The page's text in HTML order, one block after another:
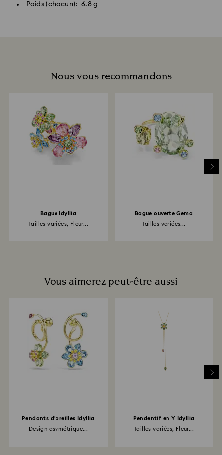
Poids (chacun): 6.8 g
Nous vous recommandons
Bague Idyllia
Tailles variées, Fleur...
Bague ouverte Gema
Tailles variées...
Vous aimerez peut-être aussi
Pendants d'oreilles Idyllia
Design asymétrique...
Pendentif en Y Idyllia
Tailles variées, Fleur...